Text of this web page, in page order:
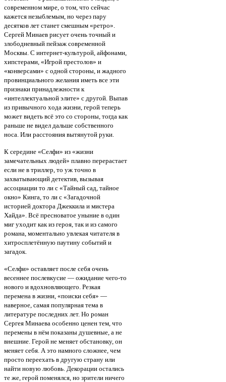
современном мире, о том, что сейчас
кажется незыблемым, но через пару
десятков лет станет смешным «ретро».
Сергей Минаев рисует очень точный и
злободневный пейзаж современной
Москвы. С интернет-культурой, айфонами,
хипстерами, «Игрой престолов» и
«конверсами» с одной стороны, и жадного
провинциального желания иметь все эти
признаки принадлежности к
«интеллектуальной элите» с другой. Выпав
из привычного хода жизни, герой теперь
может видеть всё это со стороны, тогда как
раньше не видел дальше собственного
носа. Или расстояния вытянутой руки.
К середине «Селфи» из «жизни
замечательных людей» плавно перерастает
если не в триллер, то уж точно в
захватывающий детектив, вызывая
ассоциации то ли с «Тайный сад, тайное
окно» Кинга, то ли с «Загадочной
историей доктора Джеккила и мистера
Хайда». Всё пресноватое уныние в один
миг уходит как из героя, так и из самого
романа, моментально увлекая читателя в
хитросплетённую паутину событий и
загадок.
«Селфи» оставляет после себя очень
весеннее послевкусие — ожидание чего-то
нового и вдохновляющего. Резкая
перемена в жизни, «поиски себя» —
наверное, самая популярная тема в
литературе последних лет. Но роман
Сергея Минаева особенно ценен тем, что
перемены в нём показаны душевные, а не
внешние. Герой не меняет обстановку, он
меняет себя. А это намного сложнее, чем
просто переехать в другую страну или
найти новую любовь. Декорации остались
те же, герой поменялся, но зрители ничего